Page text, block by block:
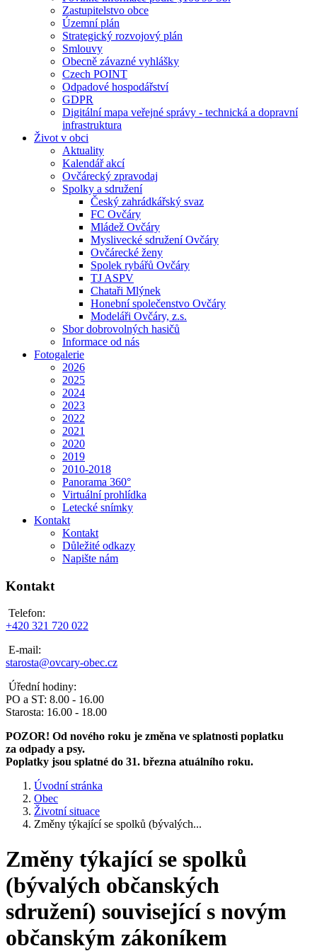
Zastupitelstvo obce
Územní plán
Strategický rozvojový plán
Smlouvy
Obecně závazné vyhlášky
Czech POINT
Odpadové hospodářství
GDPR
Digitální mapa veřejné správy - technická a dopravní
infrastruktura
Život v obci
Aktuality
Kalendář akcí
Ovčárecký zpravodaj
Spolky a sdružení
Český zahrádkářský svaz
FC Ovčáry
Mládež Ovčáry
Myslivecké sdružení Ovčáry
Ovčárecké ženy
Spolek rybářů Ovčáry
TJ ASPV
Chataři Mlýnek
Honební společenstvo Ovčáry
Modeláři Ovčáry, z.s.
Sbor dobrovolných hasičů
Informace od nás
Fotogalerie
2026
2025
2024
2023
2022
2021
2020
2019
2010-2018
Panorama 360°
Virtuální prohlídka
Letecké snímky
Kontakt
Kontakt
Důležité odkazy
Napište nám
Kontakt
Telefon:
+420 321 720 022
E-mail:
starosta@ovcary-obec.cz
Úřední hodiny:
PO a ST: 8.00 - 16.00
Starosta: 16.00 - 18.00
POZOR! Od nového roku je změna ve splatnosti poplatku
za odpady a psy.
Poplatky jsou splatné do 31. března atuálního roku.
Úvodní stránka
Obec
Životní situace
Změny týkající se spolků (bývalých...
Změny týkající se spolků
(bývalých občanských
sdružení) související s novým
občanským zákoníkem